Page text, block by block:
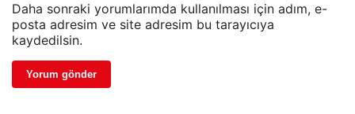
Daha sonraki yorumlarımda kullanılması için adım, e-
posta adresim ve site adresim bu tarayıcıya
kaydedilsin.